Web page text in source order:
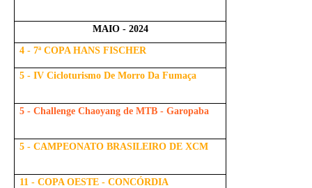
MAIO - 2024
4 - 7ª COPA HANS FISCHER
5 - IV Cicloturismo De Morro Da Fumaça
5 - Challenge Chaoyang de MTB - Garopaba
5 - CAMPEONATO BRASILEIRO DE XCM
11 - COPA OESTE - CONCÓRDIA